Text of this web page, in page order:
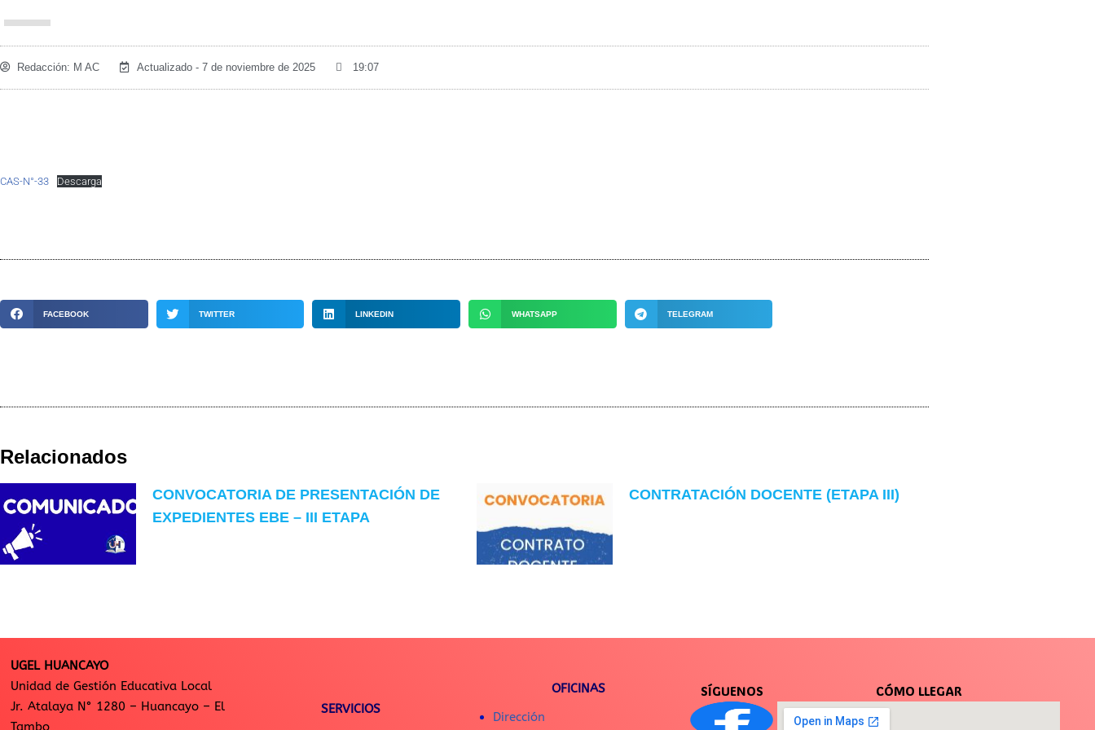
Redacción: M AC Actualizado - 7 de noviembre de 2025 19:07
CAS-N°-33 Descarga
FACEBOOK TWITTER LINKEDIN WHATSAPP TELEGRAM
Relacionados
CONVOCATORIA DE PRESENTACIÓN DE
EXPEDIENTES EBE – III ETAPA
CONTRATACIÓN DOCENTE (ETAPA III)
UGEL HUANCAYO
Unidad de Gestión Educativa Local
Jr. Atalaya N° 1280 – Huancayo – El
Tambo
SERVICIOS
OFICINAS
Dirección
SÍGUENOS CÓMO LLEGAR